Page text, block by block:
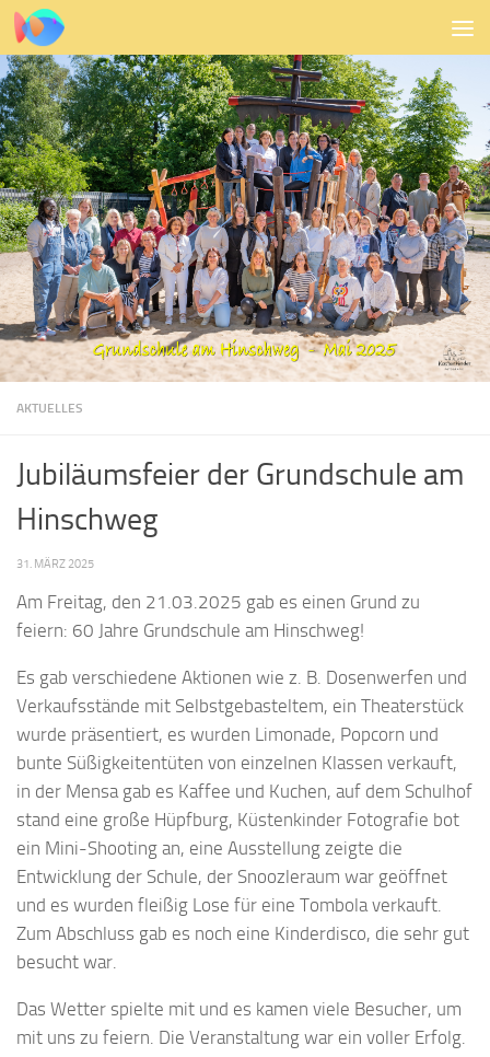
Zum Inhalt springen
AKTUELLES
Jubiläumsfeier der Grundschule am
Hinschweg
31. MÄRZ 2025
Am Freitag, den 21.03.2025 gab es einen Grund zu
feiern: 60 Jahre Grundschule am Hinschweg!
Es gab verschiedene Aktionen wie z. B. Dosenwerfen und
Verkaufsstände mit Selbstgebasteltem, ein Theaterstück
wurde präsentiert, es wurden Limonade, Popcorn und
bunte Süßigkeitentüten von einzelnen Klassen verkauft,
in der Mensa gab es Kaffee und Kuchen, auf dem Schulhof
stand eine große Hüpfburg, Küstenkinder Fotografie bot
ein Mini-Shooting an, eine Ausstellung zeigte die
Entwicklung der Schule, der Snoozleraum war geöffnet
und es wurden fleißig Lose für eine Tombola verkauft.
Zum Abschluss gab es noch eine Kinderdisco, die sehr gut
besucht war.
Das Wetter spielte mit und es kamen viele Besucher, um
mit uns zu feiern. Die Veranstaltung war ein voller Erfolg.